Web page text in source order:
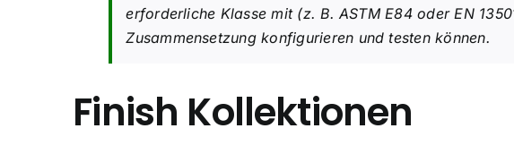
erforderliche Klasse mit (z. B. ASTM E84 oder EN
Zusammensetzung konfigurieren und testen können.
Finish Kollektionen